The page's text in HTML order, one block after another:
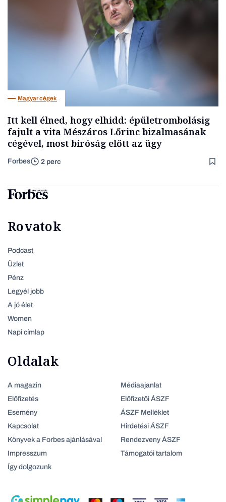
Magyar cégek
Itt kell élned, hogy elhidd: épületrombolásig
fajult a vita Mészáros Lőrinc bizalmasának
cégével, most bíróság előtt az ügy
Forbes 2 perc
Rovatok
Podcast
Üzlet
Pénz
Legyél jobb
A jó élet
Women
Napi címlap
Oldalak
A magazin
Előfizetés
Esemény
Kapcsolat
Könyvek a Forbes ajánlásával
Impresszum
Így dolgozunk
Médiaajanlat
Előfizetői ÁSZF
ÁSZF Melléklet
Hirdetési ÁSZF
Rendezveny ÁSZF
Támogatói tartalom